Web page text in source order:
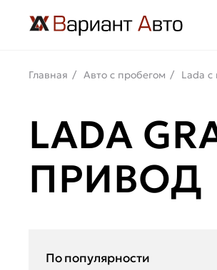
Главная Авто с пробегом Lada с
LADA
ПРИВОД
По популярности